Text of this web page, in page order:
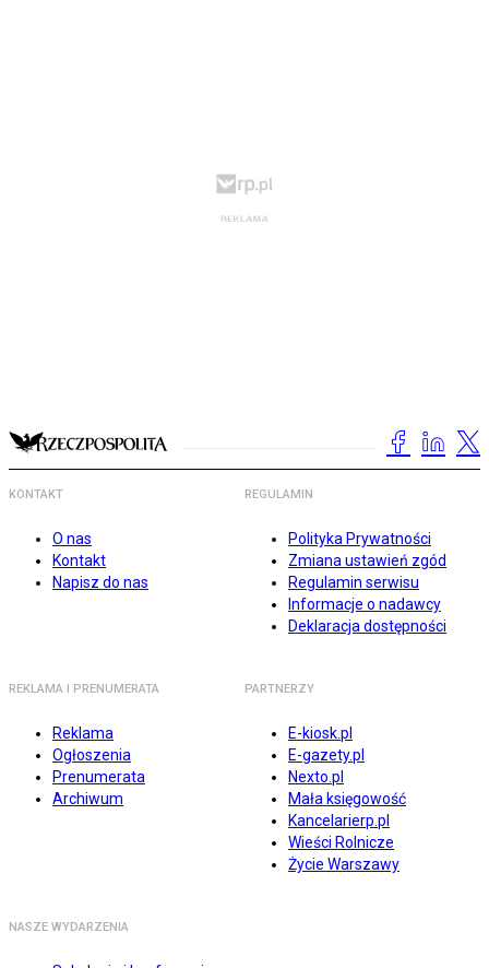
KONTAKT
O nas
Kontakt
Napisz do nas
REGULAMIN
Polityka Prywatności
Zmiana ustawień zgód
Regulamin serwisu
Informacje o nadawcy
Deklaracja dostępności
REKLAMA I PRENUMERATA
Reklama
Ogłoszenia
Prenumerata
Archiwum
PARTNERZY
E-kiosk.pl
E-gazety.pl
Nexto.pl
Mała księgowość
Kancelarierp.pl
Wieści Rolnicze
Życie Warszawy
NASZE WYDARZENIA